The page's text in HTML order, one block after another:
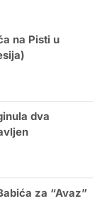
na Pisti u
dva
za “Avaz”